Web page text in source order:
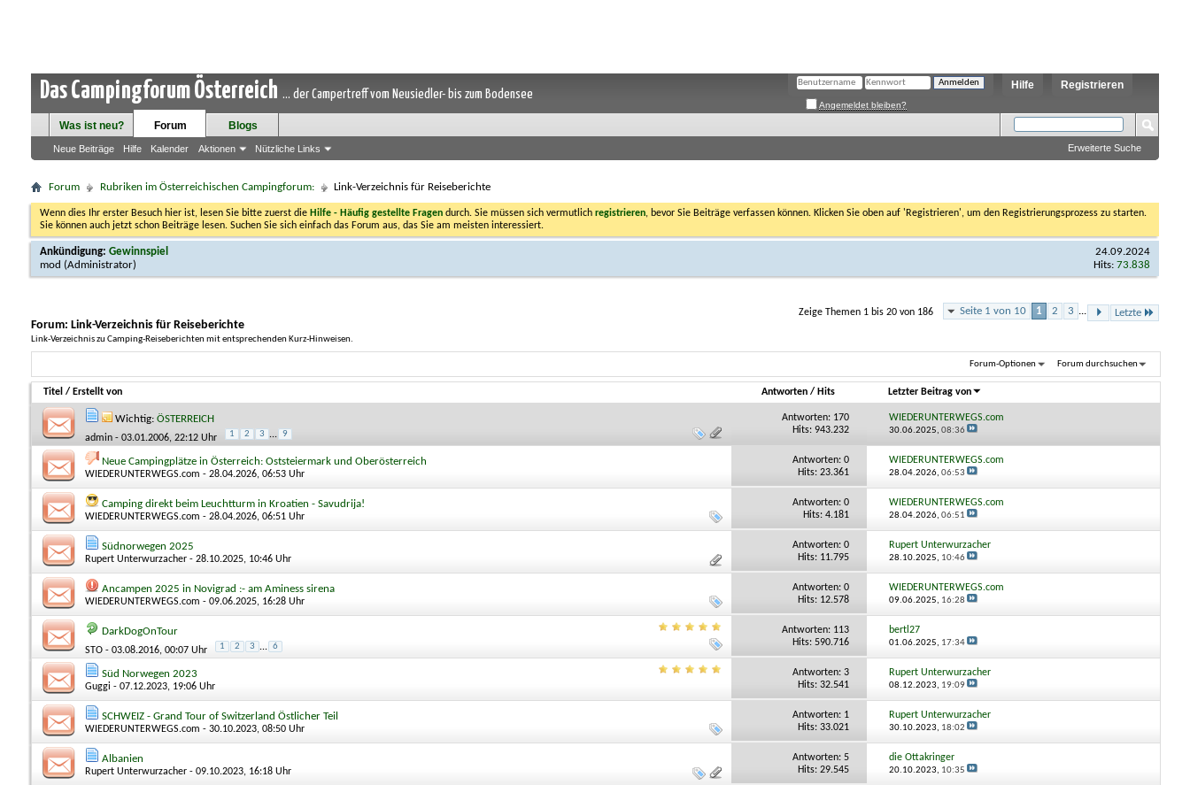
Das Campingforum Österreich ... der Campertreff vom Neusiedler- bis zum Bodensee
Registrieren
Hilfe
Angemeldet bleiben?
Was ist neu? Forum
Neue Beiträge Hilfe Kalender Aktionen Nützliche Links
Blogs
Erweiterte Suche
Forum Rubriken im Österreichischen Campingforum: Link-Verzeichnis für Reiseberichte
Wenn dies Ihr erster Besuch hier ist, lesen Sie bitte zuerst die Hilfe - Häufig gestellte Fragen durch. Sie müssen sich vermutlich registrieren, bevor Sie Beiträge verfassen können. Klicken Sie oben auf 'Registrieren', um den Registrierungsprozess zu starten.
Sie können auch jetzt schon Beiträge lesen. Suchen Sie sich einfach das Forum aus, das Sie am meisten interessiert.
Ankündigung: Gewinnspiel
mod (Administrator)
24.09.2024
Hits: 73.838
Seite 1 von 10 1 2 3 ... Letzte
Zeige Themen 1 bis 20 von 186
Forum: Link-Verzeichnis für Reiseberichte
Link-Verzeichnis zu Camping-Reiseberichten mit entsprechenden Kurz-Hinweisen.
Forum-Optionen Forum durchsuchen
Titel / Erstellt von Antworten/ Hits Letzter Beitrag von
Wichtig: ÖSTERREICH
admin - 03.01.2006, 22:12 Uhr 1 2 3 ... 9
Antworten: 170
Hits: 943.232
WIEDERUNTERWEGS.com
30.06.2025,08:36
Neue Campingplätze in Österreich: Oststeiermark und Oberösterreich
WIEDERUNTERWEGS.com - 28.04.2026, 06:53 Uhr
Antworten: 0
Hits: 23.361
WIEDERUNTERWEGS.com
28.04.2026,06:53
Camping direkt beim Leuchtturm in Kroatien - Savudrija!
WIEDERUNTERWEGS.com - 28.04.2026, 06:51 Uhr
Antworten: 0
Hits: 4.181
WIEDERUNTERWEGS.com
28.04.2026,06:51
Südnorwegen 2025
Rupert Unterwurzacher - 28.10.2025, 10:46 Uhr
Antworten: 0
Hits: 11.795
Rupert Unterwurzacher
28.10.2025, 10:46
Ancampen 2025 in Novigrad :- am Aminess sirena
WIEDERUNTERWEGS.com - 09.06.2025, 16:28 Uhr
Antworten: 0
Hits: 12.578
WIEDERUNTERWEGS.com
09.06.2025, 16:28
DarkDogOnTour
STO - 03.08.2016, 00:07 Uhr 1 2 3 ... 6
Antworten: 113
Hits: 590.716
bertl27
01.06.2025, 17:34
Süd Norwegen 2023
Guggi - 07.12.2023, 19:06 Uhr
Antworten: 3
Hits: 32.541
Rupert Unterwurzacher
08.12.2023, 19:09
SCHWEIZ - Grand Tour of Switzerland Östlicher Teil
WIEDERUNTERWEGS.com - 30.10.2023, 08:50 Uhr
Antworten: 1
Hits: 33.021
Rupert Unterwurzacher
30.10.2023, 18:02
Albanien
Rupert Unterwurzacher - 09.10.2023, 16:18 Uhr
Antworten: 5
Hits: 29.545
die Ottakringer
20.10.2023, 10:35